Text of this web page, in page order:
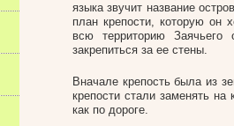
языка звучит название
план крепости, которую он
всю территорию
закрепиться за ее стены.
Вначале крепость была из
крепости стали заменять
как по дороге.